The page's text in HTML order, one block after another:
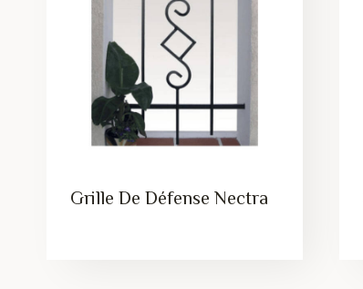
Grille De Défense Nectra